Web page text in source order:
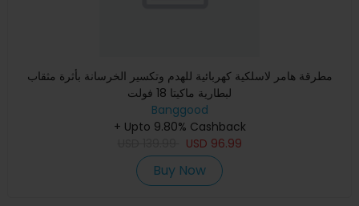
مطرقة هامر لاسلكية كهربائية للهدم وتكسير الخرسانة بأثرة مثقاب
لبطارية ماكيتا 18 فولت
Banggood
+ Upto 9.80% Cashback
USD 96.99
Buy Now